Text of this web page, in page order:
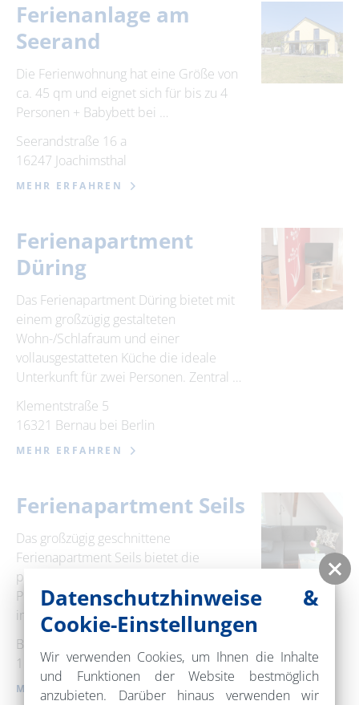
Ferienanlage am
Seerand
Die Ferienwohnung hat eine Größe von
ca. 45 qm und eignet sich für bis zu 4
Personen + Babybett bei …
Seerandstraße 16 a
16247 Joachimsthal
MEHR ERFAHREN
Ferienapartment
Düring
Das Ferienapartment Düring bietet mit
einem großzügig gestalteten
Wohn-/Schlafraum und einer
vollausgestatteten Küche die ideale
Unterkunft für zwei Personen. Zentral …
Klementstraße 5
16321 Bernau bei Berlin
MEHR ERFAHREN
Ferienapartment Seils
Das großzügig geschnittene
Ferienapartment Seils bietet die
perfekte Ferienunterkunft für zwei
Personen. Mit Nutzung der Schlafcouch
im Wohnbereich kann sogar …
Büttenstraße 5
16321 Bernau bei Berlin
MEHR ERFAHREN
Datenschutzhinweise &
Cookie-Einstellungen
Wir verwenden Cookies, um Ihnen die Inhalte
und Funktionen der Website bestmöglich
anzubieten. Darüber hinaus verwenden wir